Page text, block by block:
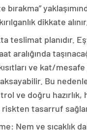
dikkate alınır.
teslimat planıdır.
aralığında
ve kat/
Bu
ve doğru hazırlık,
riskten tasarruf
Nem ve sıcaklık